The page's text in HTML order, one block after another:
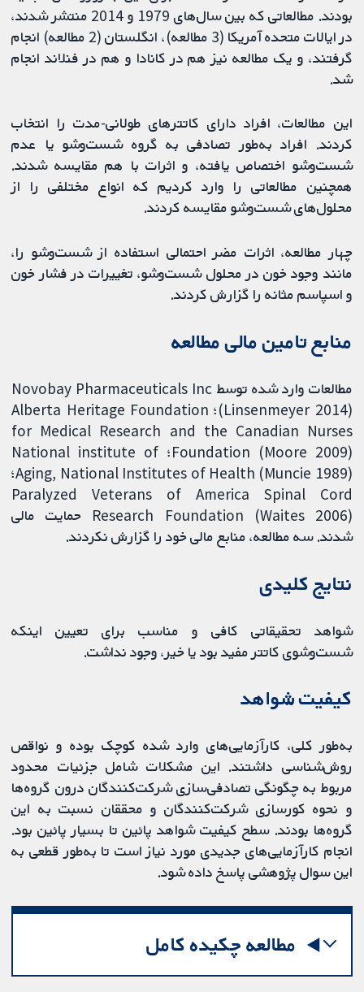
بودند. مطالعاتی که بین سال‌های 1979 و 2014 منتشر شدند،
در ایالات متحده آمریکا (3 مطالعه)، انگلستان (2 مطالعه) انجام
گرفتند، و یک مطالعه نیز هم در کانادا و هم در فنلاند انجام
شد.
این مطالعات، افراد دارای کاتترهای طولانی-مدت را انتخاب
کردند. افراد به‌طور تصادفی به گروه شست‌وشو یا عدم
شست‌وشو اختصاص یافته، و اثرات با هم مقایسه شدند.
همچنین مطالعاتی را وارد کردیم که انواع مختلفی را از
محلول‌های شست‌وشو مقایسه کردند.
چهار مطالعه، اثرات مضر احتمالی استفاده از شست‌وشو را،
مانند وجود خون در محلول شست‌وشو، تغییرات در فشار خون
و اسپاسم مثانه را گزارش کردند.
منابع تامین مالی مطالعه
مطالعات وارد شده توسط Novobay Pharmaceuticals Inc
(Linsenmeyer 2014)؛ Alberta Heritage Foundation
for Medical Research and the Canadian Nurses
Foundation (Moore 2009)؛ National institute of
Aging, National Institutes of Health (Muncie 1989)؛
Paralyzed Veterans of America Spinal Cord
Research Foundation (Waites 2006) حمایت مالی
شدند. سه مطالعه، منابع مالی خود را گزارش نکردند.
نتایج کلیدی
شواهد تحقیقاتی کافی و مناسب برای تعیین اینکه
شست‌وشوی کاتتر مفید بود یا خیر، وجود نداشت.
کیفیت شواهد
به‌طور کلی، کارآزمایی‌های وارد شده کوچک بوده و نواقص
روش‌شناسی داشتند. این مشکلات شامل جزئیات محدود
مربوط به چگونگی تصادفی‌سازی شرکت‌کنندگان درون گروه‌ها
و نحوه کورسازی شرکت‌کنندگان و محققان نسبت به این
گروه‌ها بودند. سطح کیفیت شواهد پائین تا بسیار پائین بود.
انجام کارآزمایی‌های جدیدی مورد نیاز است تا به‌طور قطعی به
این سوال پژوهشی پاسخ داده شود.
مطالعه چکیده کامل